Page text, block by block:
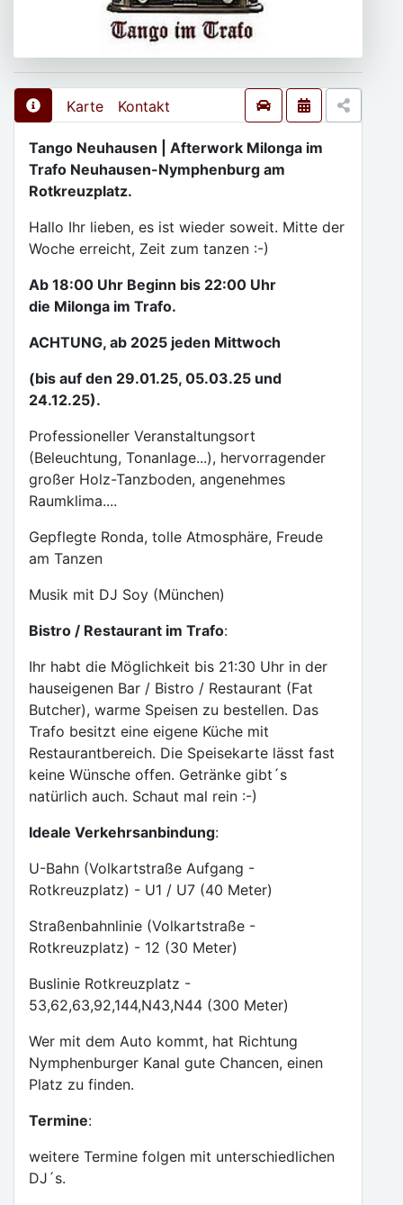
Karte Kontakt
Tango Neuhausen | Afterwork Milonga im
Trafo Neuhausen-Nymphenburg am
Rotkreuzplatz.
Hallo Ihr lieben, es ist wieder soweit. Mitte der
Woche erreicht, Zeit zum tanzen :-)
Ab 18:00 Uhr Beginn bis 22:00 Uhr
die Milonga im Trafo.
ACHTUNG, ab 2025 jeden Mittwoch
(bis auf den 29.01.25, 05.03.25 und
24.12.25).
Professioneller Veranstaltungsort
(Beleuchtung, Tonanlage...), hervorragender
großer Holz-Tanzboden, angenehmes
Raumklima....
Gepflegte Ronda, tolle Atmosphäre, Freude
am Tanzen
Musik mit DJ Soy (München)
Bistro / Restaurant im Trafo:
Ihr habt die Möglichkeit bis 21:30 Uhr in der
hauseigenen Bar / Bistro / Restaurant (Fat
Butcher), warme Speisen zu bestellen. Das
Trafo besitzt eine eigene Küche mit
Restaurantbereich. Die Speisekarte lässt fast
keine Wünsche offen. Getränke gibt´s
natürlich auch. Schaut mal rein :-)
Ideale Verkehrsanbindung:
U-Bahn (Volkartstraße Aufgang -
Rotkreuzplatz) - U1 / U7 (40 Meter)
Straßenbahnlinie (Volkartstraße -
Rotkreuzplatz) - 12 (30 Meter)
Buslinie Rotkreuzplatz -
53,62,63,92,144,N43,N44 (300 Meter)
Wer mit dem Auto kommt, hat Richtung
Nymphenburger Kanal gute Chancen, einen
Platz zu finden.
Termine:
weitere Termine folgen mit unterschiedlichen
DJ´s.